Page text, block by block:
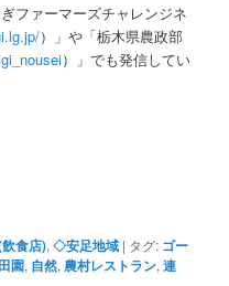
ファーマーズチャレンジネ
）」や「栃木県農政部
）」でも発信してい
食店),◇安足地域 | タグ: ゴー
田園, 自然, 農村レストラン,連